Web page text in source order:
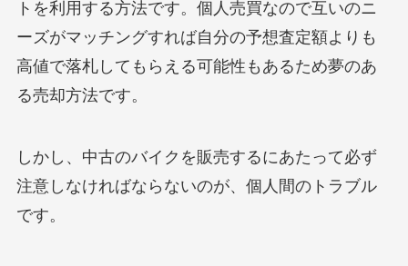
トを利用する方法です。個人売買なので互いのニ
ーズがマッチングすれば自分の予想査定額よりも
高値で落札してもらえる可能性もあるため夢のあ
る売却方法です。
しかし、中古のバイクを販売するにあたって必ず
注意しなければならないのが、個人間のトラブル
です。